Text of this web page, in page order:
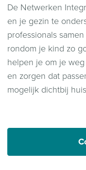
De Netwerken
en je gezin te
professionals
rondom je kind zo
helpen je om je
en zorgen dat
mogelijk dichtbij